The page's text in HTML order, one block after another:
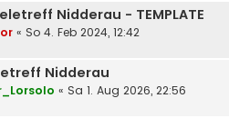
Nidderau - TEMPLATE
« So 4. Feb 2024, 12:42
Nidderau
« Sa 1. Aug 2026, 22:56